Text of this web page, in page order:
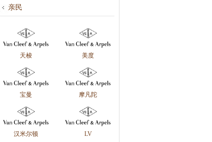
亲民
天梭 美度
宝曼 摩凡陀
汉米尔顿 LV